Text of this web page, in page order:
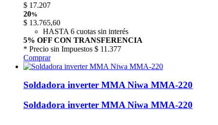
$ 17.207
20%
$ 13.765,60
HASTA 6 cuotas sin interés
5% OFF CON TRANSFERENCIA
* Precio sin Impuestos $ 11.377
Comprar
Soldadora inverter MMA Niwa MMA-220
Soldadora inverter MMA Niwa MMA-220